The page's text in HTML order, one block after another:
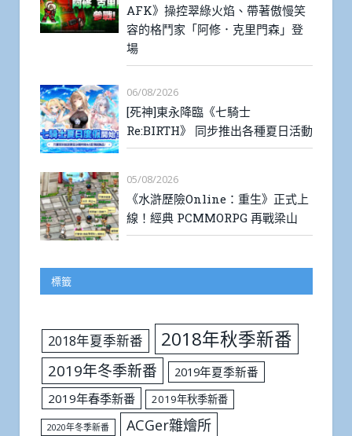
AFK》操控翠綠火焰、帶著傲慢笑
容的格鬥家「阿修．克里門森」登
場
06/08/2026
[死神]東永降臨《七騎士
Re:BIRTH》 同步推出各種夏日活動
05/08/2026
《水滸歷險Online：重生》正式上
線！經典 PCMMORPG 再戰梁山
標籤
2018年夏季新番 2018年秋季新番
2019年冬季新番
2019年夏季新番
2019年春季新番
2019年秋季新番
2020年冬季新番 ACGer雜燴所